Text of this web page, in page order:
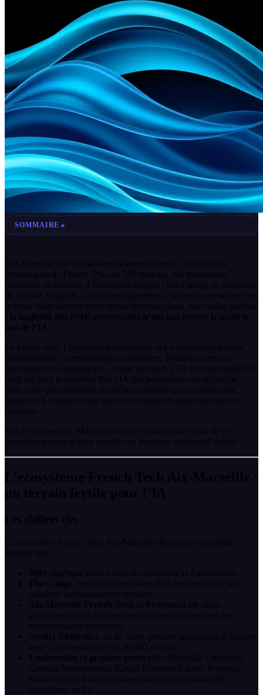
SOMMAIRE
Aix-Marseille est l’un des ecosystemes French Tech les plus
dynamiques de France. Plus de 500 startups, des incubateurs
reconnus, un campus d’innovation unique (The Camp), la proximite
de Sophia Antipolis — tous les ingredients d’un territoire tourne vers
le futur. Mais derriere cette vitrine technologique, une realite persiste
la majorite des PME provencales n’ont pas encore franchi le
pas de l’IA
Le fossile entre l’ecosysteme innovation et les entreprises locales
traditionnelles — restaurateurs, transitaires, hoteliers, agences
immobilieres, cosmetiques — reste profond. L’IA est precisement le
pont qui peut le combler. Pas l’IA des laboratoires de recherche,
mais celle qui automatise les taches repetitives, qui repond aux
clients en 6 langues et qui genere des rapports sans intervention
humaine.
Voici comment les PME provencales peuvent tirer parti de cet
ecosysteme unique pour prendre un avantage competitif decisif.
L’ecosysteme French Tech Aix-Marseille :
un terrain fertile pour l’IA
Les chiffres cles
L’ecosysteme French Tech Aix-Marseille Provence represente
aujourd’hui :
500+ startups actives dans le numerique et l’innovation
The Camp , campus d’innovation de 9 hectares dedie aux
solutions technologiques durables
Aix-Marseille French Tech et ProvenceLab , deux
accelerateurs qui accompagnent les entreprises dans leur
transformation numerique
Sophia Antipolis a 2h de route, premier technopole d’Europe
avec 2 500 entreprises et 38 000 emplois
4 universites et grandes ecoles (Aix-Marseille Universite,
Centrale Mediterranee, Kedge Business School, Polytech
Marseille) qui forment chaque annee des centaines de
specialistes en IA